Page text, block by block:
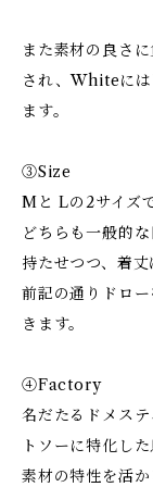
また素材の良さ
され、Whiteに
ます。
③Size
Mと Lの2サイズ
どちらも一般的
持たせつつ、着
前記の通りドロ
きます。
④Factory
名だたるドメス
トソーに特化し
素材の特性を活